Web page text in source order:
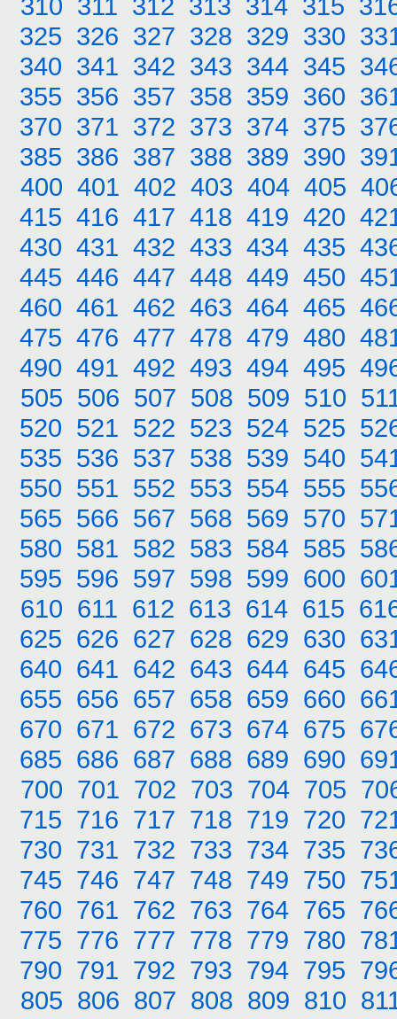
310 311 312 313 314 315
325 326 327 328 329 330
340 341 342 343 344 345
355 356 357 358 359 360
370 371 372 373 374 375
385 386 387 388 389 390
400 401 402 403 404 405
415 416 417 418 419 420
430 431 432 433 434 435
445 446 447 448 449 450
460 461 462 463 464 465
475 476 477 478 479 480
490 491 492 493 494 495
505 506 507 508 509 510
520 521 522 523 524 525
535 536 537 538 539 540
550 551 552 553 554 555
565 566 567 568 569 570
580 581 582 583 584 585
595 596 597 598 599 600
610 611 612 613 614 615
625 626 627 628 629 630
640 641 642 643 644 645
655 656 657 658 659 660
670 671 672 673 674 675
685 686 687 688 689 690
700 701 702 703 704 705
715 716 717 718 719 720
730 731 732 733 734 735
745 746 747 748 749 750
760 761 762 763 764 765
775 776 777 778 779 780
790 791 792 793 794 795
805 806 807 808 809 810